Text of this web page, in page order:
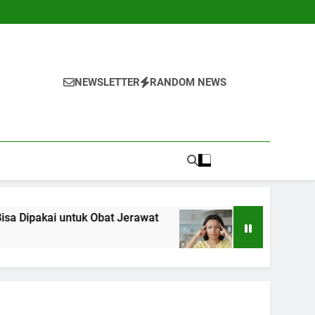
NEWSLETTER RANDOM NEWS
Obat Jerawat 5 Langkah Awal untuk
1 Tahun Ago